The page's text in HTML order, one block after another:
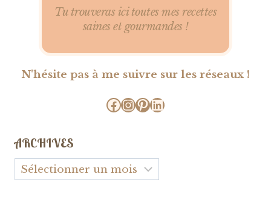
Tu trouveras ici toutes mes recettes
saines et gourmandes !
N'hésite pas à me suivre sur les réseaux !
Facebook
Instagram
Pinterest
LinkedIn
ARCHIVES
Archives